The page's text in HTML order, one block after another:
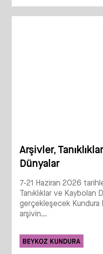
Arşivler,
Dünyalar
7-21 Haziran 2026
Tanıklıklar ve Kaybolan
gerçekleşecek Kundura
arşivin...
BEYKOZ KUNDURA